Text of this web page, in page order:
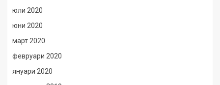
юли 2020
юни 2020
март 2020
февруари 2020
януари 2020